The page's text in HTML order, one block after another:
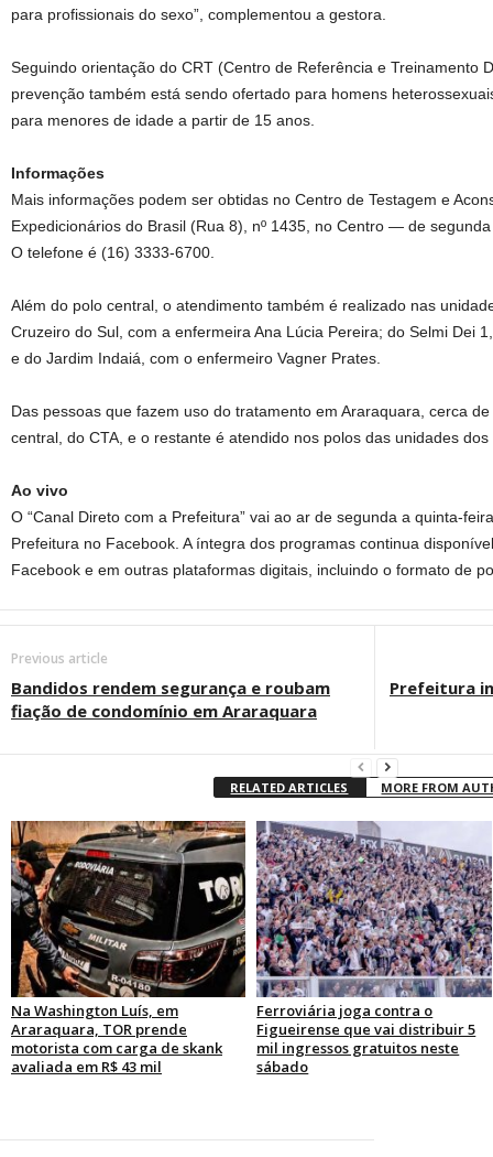
para profissionais do sexo”, complementou a gestora.
Seguindo orientação do CRT (Centro de Referência e Treinamento
prevenção também está sendo ofertado para homens
para menores de idade a partir de 15 anos.
Informações
Mais informações podem ser obtidas no Centro de Testagem e
Expedicionários do Brasil (Rua 8), nº 1435, no Centro — de
O telefone é (16) 3333-6700.
Além do polo central, o atendimento também é realizado nas
Cruzeiro do Sul, com a enfermeira Ana Lúcia Pereira; do Selmi Dei
e do Jardim Indaiá, com o enfermeiro Vagner Prates.
Das pessoas que fazem uso do tratamento em Araraquara, cerca
central, do CTA, e o restante é atendido nos polos das unidades dos
Ao vivo
O “Canal Direto com a Prefeitura” vai ao ar de segunda a quinta-
Prefeitura no Facebook. A íntegra dos programas continua
Facebook e em outras plataformas digitais, incluindo o formato de
Previous article
Bandidos rendem segurança e roubam
fiação de condomínio em Araraquara
Prefeitura
RELATED ARTICLES MORE FROM
Na Washington Luís, em
Araraquara, TOR prende
motorista com carga de skank
avaliada em R$ 43 mil
Ferroviária joga contra o
Figueirense que vai distribuir 5
mil ingressos gratuitos neste
sábado